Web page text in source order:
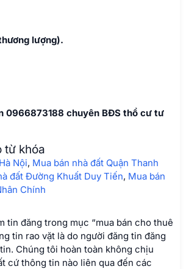
lượng).
0966873188 chuyên BĐS thổ cư tư
từ khóa
Nội, Mua bán nhà đất Quận Thanh
đất Đường Khuất Duy Tiến, Mua bán
Chính
tin đăng trong mục “mua bán cho thuê
tin rao vặt là do người đăng tin đăng
Chúng tôi hoàn toàn không chịu
cứ thông tin nào liên qua đến các